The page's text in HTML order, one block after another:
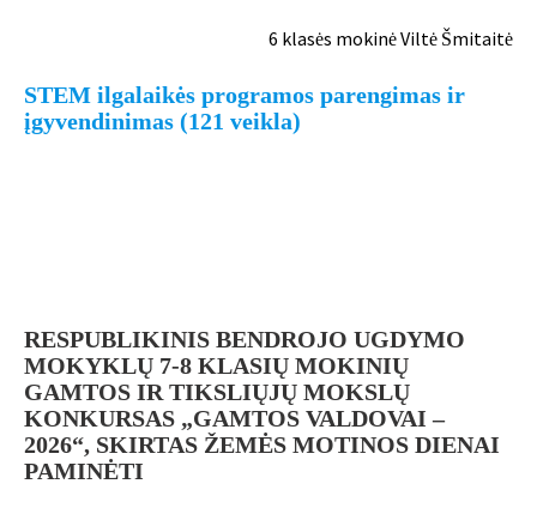
6 klasės mokinė Viltė Šmitaitė
STEM ilgalaikės programos parengimas ir
įgyvendinimas (121 veikla)
RESPUBLIKINIS BENDROJO UGDYMO
MOKYKLŲ 7-8 KLASIŲ MOKINIŲ
GAMTOS IR TIKSLIŲJŲ MOKSLŲ
KONKURSAS „GAMTOS VALDOVAI –
2026“, SKIRTAS ŽEMĖS MOTINOS DIENAI
PAMINĖTI